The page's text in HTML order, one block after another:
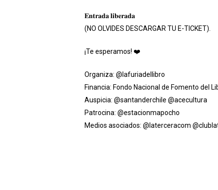
𝐄𝐧𝐭𝐫𝐚𝐝𝐚 𝐥𝐢𝐛𝐞𝐫𝐚𝐝𝐚
(NO OLVIDES DESCARGAR TU E-TICKET).
¡Te esperamos! ❤️
Organiza: @lafuriadellibro
Financia: Fondo Nacional de Fomento del
Auspicia: @santanderchile @acecultura
Patrocina: @estacionmapocho
Medios asociados: @laterceracom